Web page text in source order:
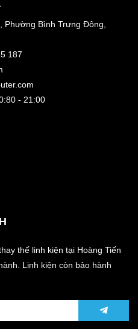
Bình Trưng Đông,
187
- 21:00
thế linh kiện tại Hoàng Tiến
Linh kiện còn bảo hành